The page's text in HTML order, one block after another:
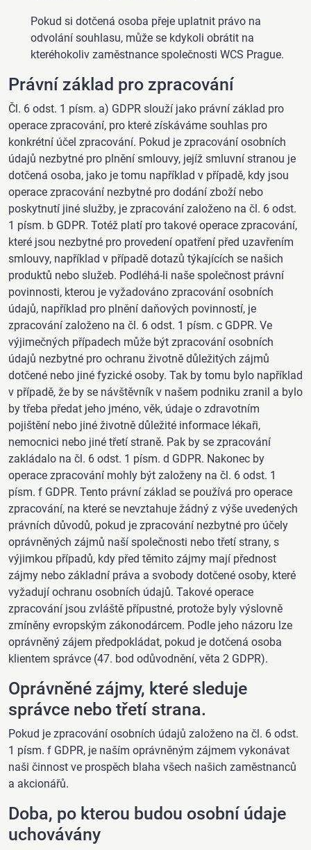
Pokud si dotčená osoba přeje uplatnit právo na
odvolání souhlasu, může se kdykoli obrátit na
kteréhokoliv zaměstnance společnosti WCS Prague.
Právní základ pro zpracování
Čl. 6 odst. 1 písm. a) GDPR slouží jako právní základ pro
operace zpracování, pro které získáváme souhlas pro
konkrétní účel zpracování. Pokud je zpracování osobních
údajů nezbytné pro plnění smlouvy, jejíž smluvní stranou je
dotčená osoba, jako je tomu například v případě, kdy jsou
operace zpracování nezbytné pro dodání zboží nebo
poskytnutí jiné služby, je zpracování založeno na čl. 6 odst.
1 písm. b GDPR. Totéž platí pro takové operace zpracování,
které jsou nezbytné pro provedení opatření před uzavřením
smlouvy, například v případě dotazů týkajících se našich
produktů nebo služeb. Podléhá-li naše společnost právní
povinnosti, kterou je vyžadováno zpracování osobních
údajů, například pro plnění daňových povinností, je
zpracování založeno na čl. 6 odst. 1 písm. c GDPR. Ve
výjimečných případech může být zpracování osobních
údajů nezbytné pro ochranu životně důležitých zájmů
dotčené nebo jiné fyzické osoby. Tak by tomu bylo například
v případě, že by se návštěvník v našem podniku zranil a bylo
by třeba předat jeho jméno, věk, údaje o zdravotním
pojištění nebo jiné životně důležité informace lékaři,
nemocnici nebo jiné třetí straně. Pak by se zpracování
zakládalo na čl. 6 odst. 1 písm. d GDPR. Nakonec by
operace zpracování mohly být založeny na čl. 6 odst. 1
písm. f GDPR. Tento právní základ se používá pro operace
zpracování, na které se nevztahuje žádný z výše uvedených
právních důvodů, pokud je zpracování nezbytné pro účely
oprávněných zájmů naší společnosti nebo třetí strany, s
výjimkou případů, kdy před těmito zájmy mají přednost
zájmy nebo základní práva a svobody dotčené osoby, které
vyžadují ochranu osobních údajů. Takové operace
zpracování jsou zvláště přípustné, protože byly výslovně
zmíněny evropským zákonodárcem. Podle jeho názoru lze
oprávněný zájem předpokládat, pokud je dotčená osoba
klientem správce (47. bod odůvodnění, věta 2 GDPR).
Oprávněné zájmy, které sleduje
správce nebo třetí strana.
Pokud je zpracování osobních údajů založeno na čl. 6 odst.
1 písm. f GDPR, je naším oprávněným zájmem vykonávat
naši činnost ve prospěch blaha všech našich zaměstnanců
a akcionářů.
Doba, po kterou budou osobní údaje
uchovávány